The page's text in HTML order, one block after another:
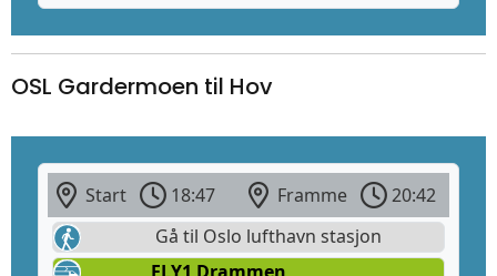
OSL Gardermoen til Hov
Start 18:47 Framme
20:42
Gå til Oslo lufthavn stasjon